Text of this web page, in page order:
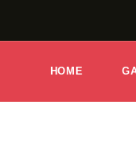
HOME